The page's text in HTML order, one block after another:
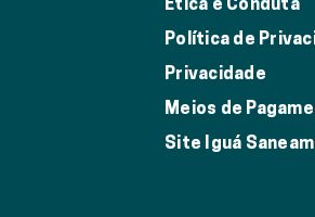
Política de
Privacidade
Meios de
Site Iguá